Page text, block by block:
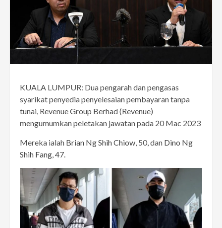
KUALA LUMPUR: Dua pengarah dan pengasas
syarikat penyedia penyelesaian pembayaran tanpa
tunai, Revenue Group Berhad (Revenue)
mengumumkan peletakan jawatan pada 20 Mac 2023
Mereka ialah Brian Ng Shih Chiow, 50, dan Dino Ng
Shih Fang, 47.